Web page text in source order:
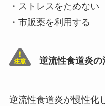
・ストレスをためない
・市販薬を利用する
逆流性食道炎の
逆流性食道炎が慢性化